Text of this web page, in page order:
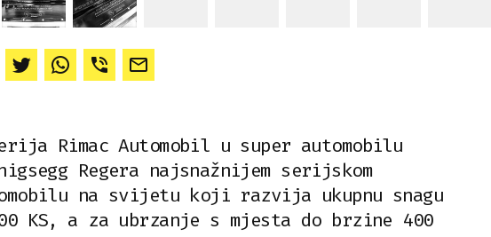
Rimac Automobil u super automobilu
Regera najsnažnijem serijskom
na svijetu koji razvija ukupnu snagu
KS, a za ubrzanje s mjesta do brzine 400